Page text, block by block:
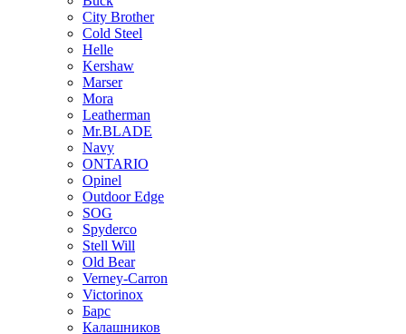
City Brother
Cold Steel
Helle
Kershaw
Marser
Mora
Leatherman
Mr.BLADE
Navy
ONTARIO
Opinel
Outdoor Edge
SOG
Spyderco
Stell Will
Old Bear
Verney-Carron
Victorinox
Барс
Калашников